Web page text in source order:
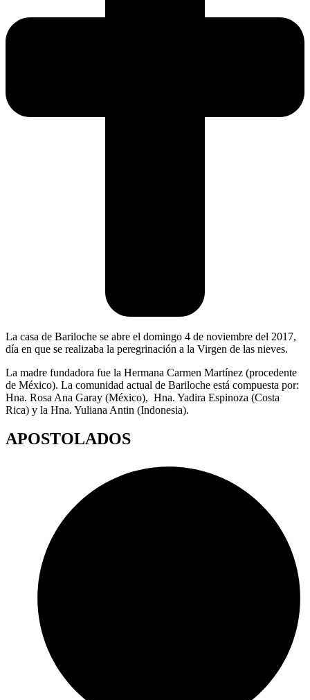
La casa de Bariloche se abre el domingo 4 de noviembre del 2017,
día en que se realizaba la peregrinación a la Virgen de las nieves.
La madre fundadora fue la Hermana Carmen Martínez (procedente
de México). La comunidad actual de Bariloche está compuesta por:
Hna. Rosa Ana Garay (México), Hna. Yadira Espinoza (Costa
Rica) y la Hna. Yuliana Antin (Indonesia).
APOSTOLADOS